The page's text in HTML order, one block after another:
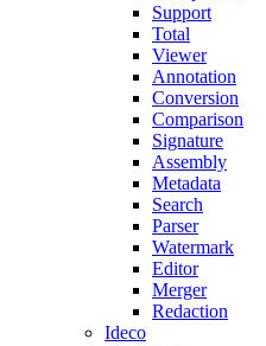
Support
Total
Viewer
Annotation
Conversion
Comparison
Signature
Assembly
Metadata
Search
Parser
Watermark
Editor
Merger
Redaction
Ideco